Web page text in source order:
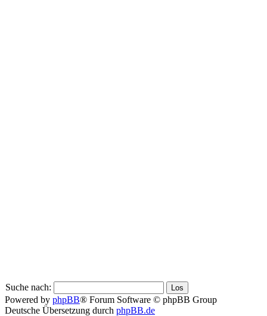
Suche nach:
Powered by phpBB® Forum Software © phpBB Group
Deutsche Übersetzung durch phpBB.de